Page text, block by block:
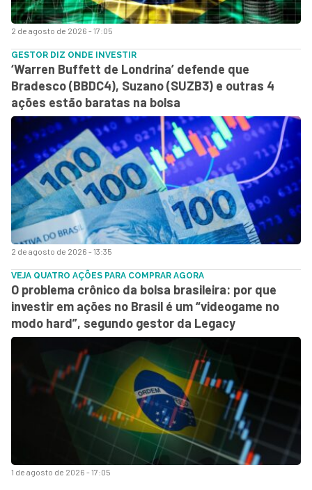
2 de agosto de 2026 - 17:05
2 de agosto de 2026 - 13:35
GESTOR DIZ ONDE INVESTIR
‘Warren Buffett de Londrina’ defende que
Bradesco (BBDC4), Suzano (SUZB3) e outras 4
ações estão baratas na bolsa
1 de agosto de 2026 - 17:05
VEJA QUATRO AÇÕES PARA COMPRAR AGORA
O problema crônico da bolsa brasileira: por que
investir em ações no Brasil é um “videogame no
modo hard”, segundo gestor da Legacy